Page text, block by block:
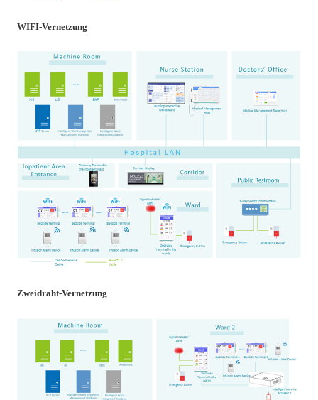
WIFI-Vernetzung
Zweidraht-Vernetzung